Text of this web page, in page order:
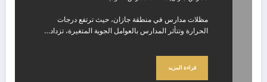
مظلات مدارس في منطقة جازان، حيث ترتفع درجات
الحرارة وتتأثر المدارس بالعوامل الجوية المتغيرة، تزداد…
قراءة المزيد